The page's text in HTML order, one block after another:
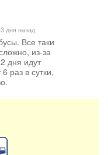
3 дня назад
Все таки
из-за
дня идут
раз в сутки,